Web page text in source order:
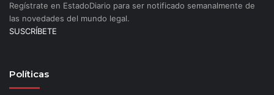
Regístrate en EstadoDiario para ser notificado semanalmente de
las novedades del mundo legal.
SUSCRÍBETE
Políticas